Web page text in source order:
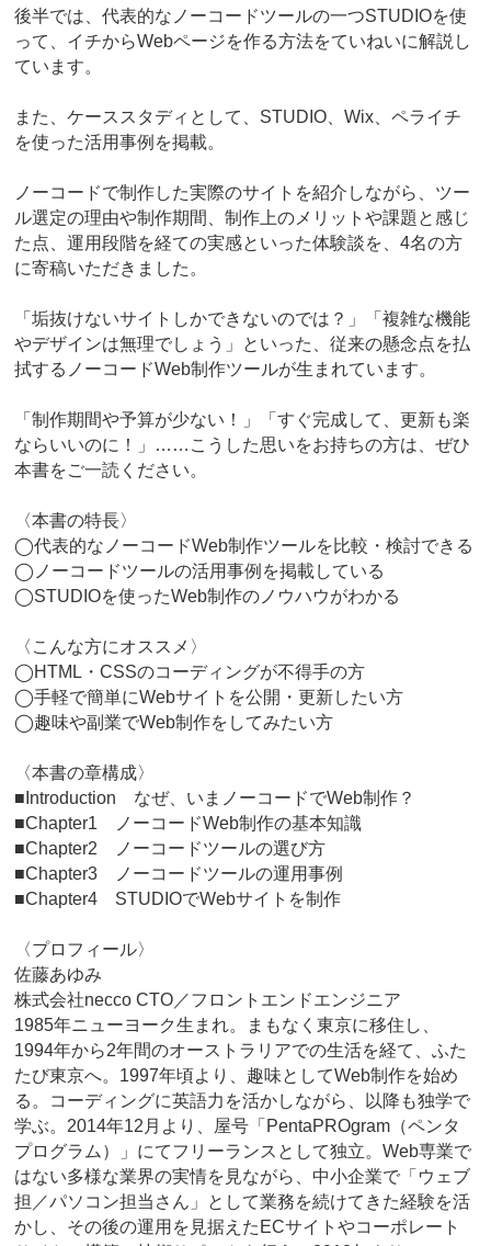
後半では、代表的なノーコードツールの一つSTUDIOを使
って、イチからWebページを作る方法をていねいに解説し
ています。
また、ケーススタディとして、STUDIO、Wix、ペライチ
を使った活用事例を掲載。
ノーコードで制作した実際のサイトを紹介しながら、ツー
ル選定の理由や制作期間、制作上のメリットや課題と感じ
た点、運用段階を経ての実感といった体験談を、4名の方
に寄稿いただきました。
「垢抜けないサイトしかできないのでは？」「複雑な機能
やデザインは無理でしょう」といった、従来の懸念点を払
拭するノーコードWeb制作ツールが生まれています。
「制作期間や予算が少ない！」「すぐ完成して、更新も楽
ならいいのに！」……こうした思いをお持ちの方は、ぜひ
本書をご一読ください。
〈本書の特長〉
◯代表的なノーコードWeb制作ツールを比較・検討できる
◯ノーコードツールの活用事例を掲載している
◯STUDIOを使ったWeb制作のノウハウがわかる
〈こんな方にオススメ〉
◯HTML・CSSのコーディングが不得手の方
◯手軽で簡単にWebサイトを公開・更新したい方
◯趣味や副業でWeb制作をしてみたい方
〈本書の章構成〉
■Introduction なぜ、いまノーコードでWeb制作？
■Chapter1 ノーコードWeb制作の基本知識
■Chapter2 ノーコードツールの選び方
■Chapter3 ノーコードツールの運用事例
■Chapter4 STUDIOでWebサイトを制作
〈プロフィール〉
佐藤あゆみ
株式会社necco CTO／フロントエンドエンジニア
1985年ニューヨーク生まれ。まもなく東京に移住し、
1994年から2年間のオーストラリアでの生活を経て、ふた
たび東京へ。1997年頃より、趣味としてWeb制作を始め
る。コーディングに英語力を活かしながら、以降も独学で
学ぶ。2014年12月より、屋号「PentaPROgram（ペンタ
プログラム）」にてフリーランスとして独立。Web専業で
はない多様な業界の実情を見ながら、中小企業で「ウェブ
担／パソコン担当さん」として業務を続けてきた経験を活
かし、その後の運用を見据えたECサイトやコーポレート